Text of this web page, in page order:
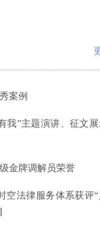
案例
我”主题演讲、征文
金牌调解员荣誉
空法律服务体系获评